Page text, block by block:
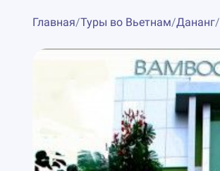
Главная/Туры во Вьетнам/Дананг/